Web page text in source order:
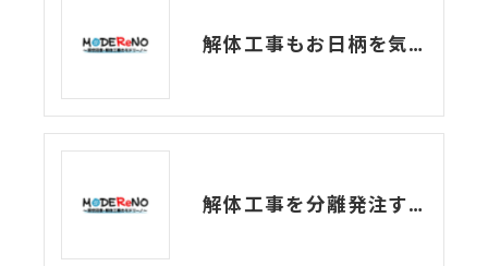
解体工事もお日柄を気にした方がいい？
解体工事を分離発注するメリット